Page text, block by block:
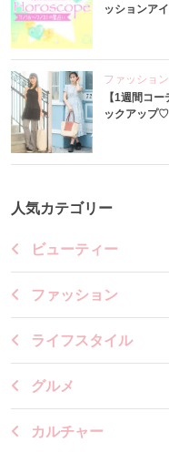
ッションア
ファッション
【1週間コ
ックアップ♡
人気カテゴリー
ビューティー
ファッション
ライフスタイル
グルメ
カルチャー